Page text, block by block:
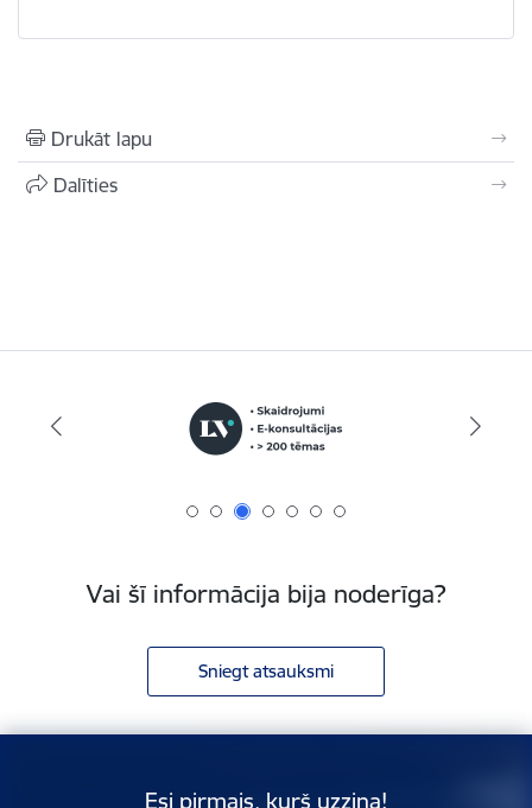
Drukāt lapu
Dalīties
Vai šī informācija bija noderīga?
Sniegt atsauksmi
Esi pirmais, kurš uzzina!